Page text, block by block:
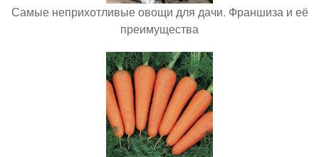
Самые неприхотливые овощи для дачи. Франшиза и её
преимущества